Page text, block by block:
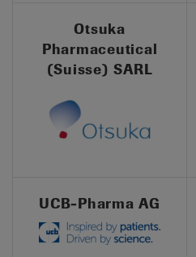
Otsuka
Pharmaceutical
(Suisse) SARL
UCB-Pharma AG